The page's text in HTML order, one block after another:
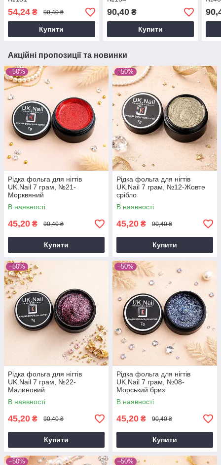
54,24 ₴ 90,40 ₴
Купити
90,40₴
Купити
Акційні пропозиції та новинки
–50%
Рідка фольга для нігтів
UK.Nail 7 грам, №21-
Морквяний
В наявності
45,20 ₴ 90,40 ₴
Купити
–50%
Рідка фольга для нігтів
UK.Nail 7 грам, №12-Жовте
срібло
В наявності
45,20 ₴ 90,40 ₴
Купити
–50%
Рідка фольга для нігтів
UK.Nail 7 грам, №22-
Малиновий
В наявності
45,20 ₴ 90,40 ₴
Купити
–50%
Рідка фольга для нігтів
UK.Nail 7 грам, №08-
Морський бриз
В наявності
45,20 ₴ 90,40 ₴
Купити
–50% –50%